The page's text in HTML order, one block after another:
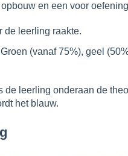
en een voor
de leerling raakte.
(vanaf 75%), geel
de leerling onderaan de
het blauw.